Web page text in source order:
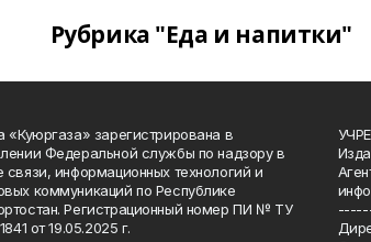
Рубрика "Еда и напитки"
«Куюргаза» зарегистрирована в
Федеральной службы по надзору в
связи, информационных технологий и
коммуникаций по Республике
Регистрационный номер ПИ № ТУ
от 19.05.2025 г.